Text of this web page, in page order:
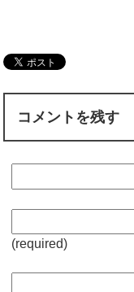
コメントを残す
(required)